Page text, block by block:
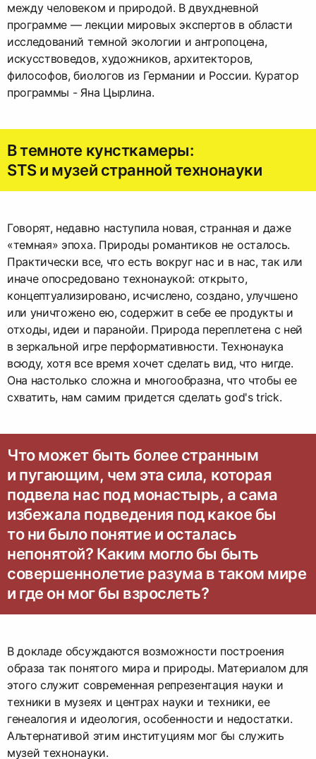
между человеком и природой. В двухдневной
программе — лекции мировых экспертов в области
исследований темной экологии и антропоцена,
искусствоведов, художников, архитекторов,
философов, биологов из Германии и России. Куратор
программы - Яна Цырлина.
В темноте кунсткамеры:
STS и музей странной технонауки
Говорят, недавно наступила новая, странная и даже
«темная» эпоха. Природы романтиков не осталось.
Практически все, что есть вокруг нас и в нас, так или
иначе опосредовано технонаукой: открыто,
концептуализировано, исчислено, создано, улучшено
или уничтожено ею, содержит в себе ее продукты и
отходы, идеи и паранойи. Природа переплетена с ней
в зеркальной игре перформативности. Технонаука
всюду, хотя все время хочет сделать вид, что нигде.
Она настолько сложна и многообразна, что чтобы ее
схватить, нам самим придется сделать god's trick.
Что может быть более странным
и пугающим, чем эта сила, которая
подвела нас под монастырь, а сама
избежала подведения под какое бы
то ни было понятие и осталась
непонятой? Каким могло бы быть
совершеннолетие разума в таком мире
и где он мог бы взрослеть?
В докладе обсуждаются возможности построения
образа так понятого мира и природы. Материалом для
этого служит современная репрезентация науки и
техники в музеях и центрах науки и техники, ее
генеалогия и идеология, особенности и недостатки.
Альтернативой этим институциям мог бы служить
музей технонауки.